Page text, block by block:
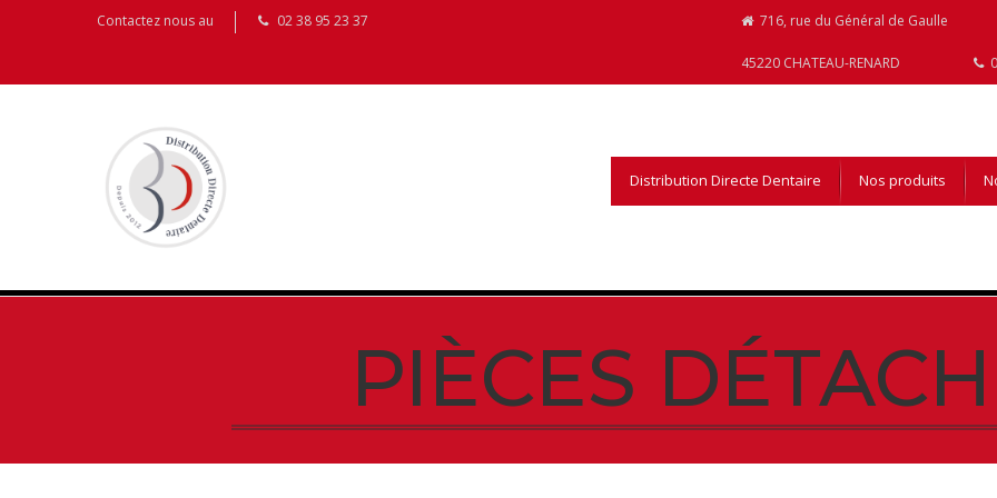
Contactez nous au 02 38 95 23 37 716, rue du Général de Gaulle
45220 CHATEAU-RENARD
Distribution Directe Dentaire Nos produits
PIÈCES